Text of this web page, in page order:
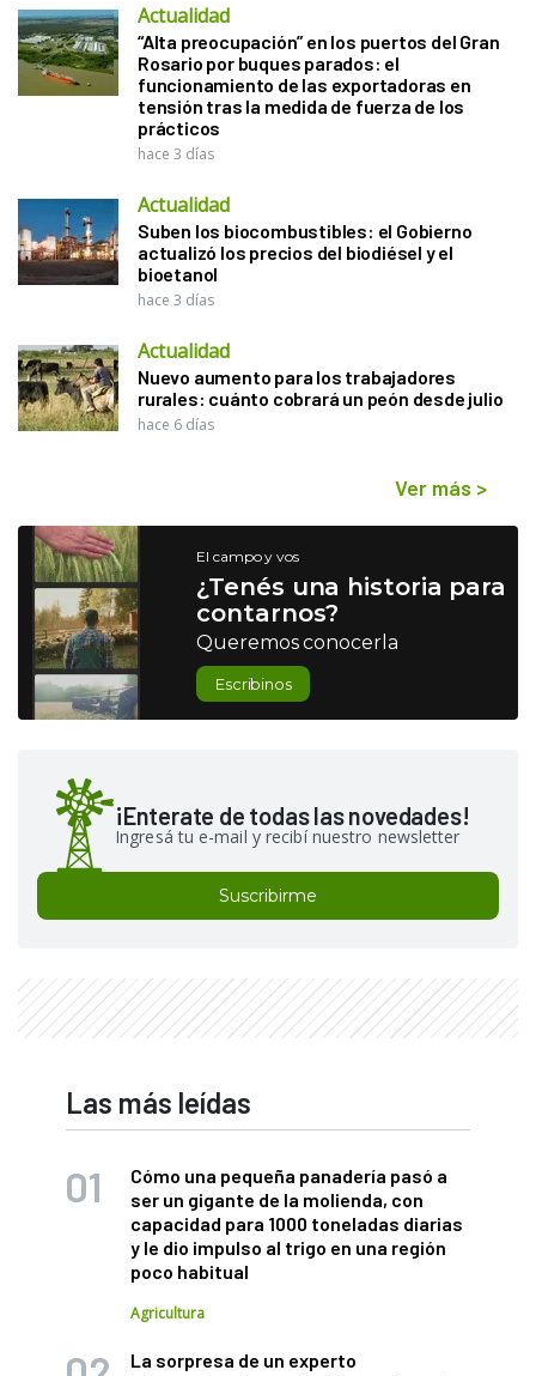
Actualidad
“Alta preocupación” en los puertos del Gran
Rosario por buques parados: el
funcionamiento de las exportadoras en
tensión tras la medida de fuerza de los
prácticos
hace 3 días
Actualidad
Suben los biocombustibles: el Gobierno
actualizó los precios del biodiésel y el
bioetanol
hace 3 días
Actualidad
Nuevo aumento para los trabajadores
rurales: cuánto cobrará un peón desde julio
hace 6 días
Ver más >
El campo y vos
¿Tenés una historia para
contarnos?
Queremos conocerla
Escribinos
¡Enterate de todas las novedades!
Ingresá tu e-mail y recibí nuestro newsletter
Suscribirme
Las más leídas
Cómo una pequeña panadería pasó a
ser un gigante de la molienda, con
capacidad para 1000 toneladas diarias
y le dio impulso al trigo en una región
poco habitual
Agricultura
La sorpresa de un experto